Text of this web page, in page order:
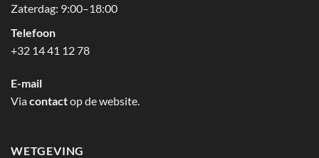
Zaterdag: 9:00–18:00
Telefoon
+32 14 41 12 78
E-mail
Viacontactop de website.
WETGEVING